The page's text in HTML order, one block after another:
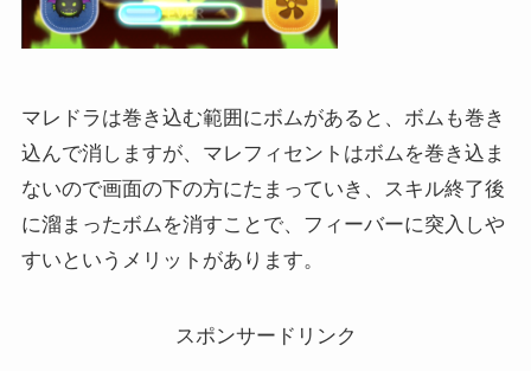
マレドラは巻き込む範囲にボムがあると、ボムも巻き
込んで消しますが、マレフィセントはボムを巻き込ま
ないので画面の下の方にたまっていき、スキル終了後
に溜まったボムを消すことで、フィーバーに突入しや
すいというメリットがあります。
スポンサードリンク